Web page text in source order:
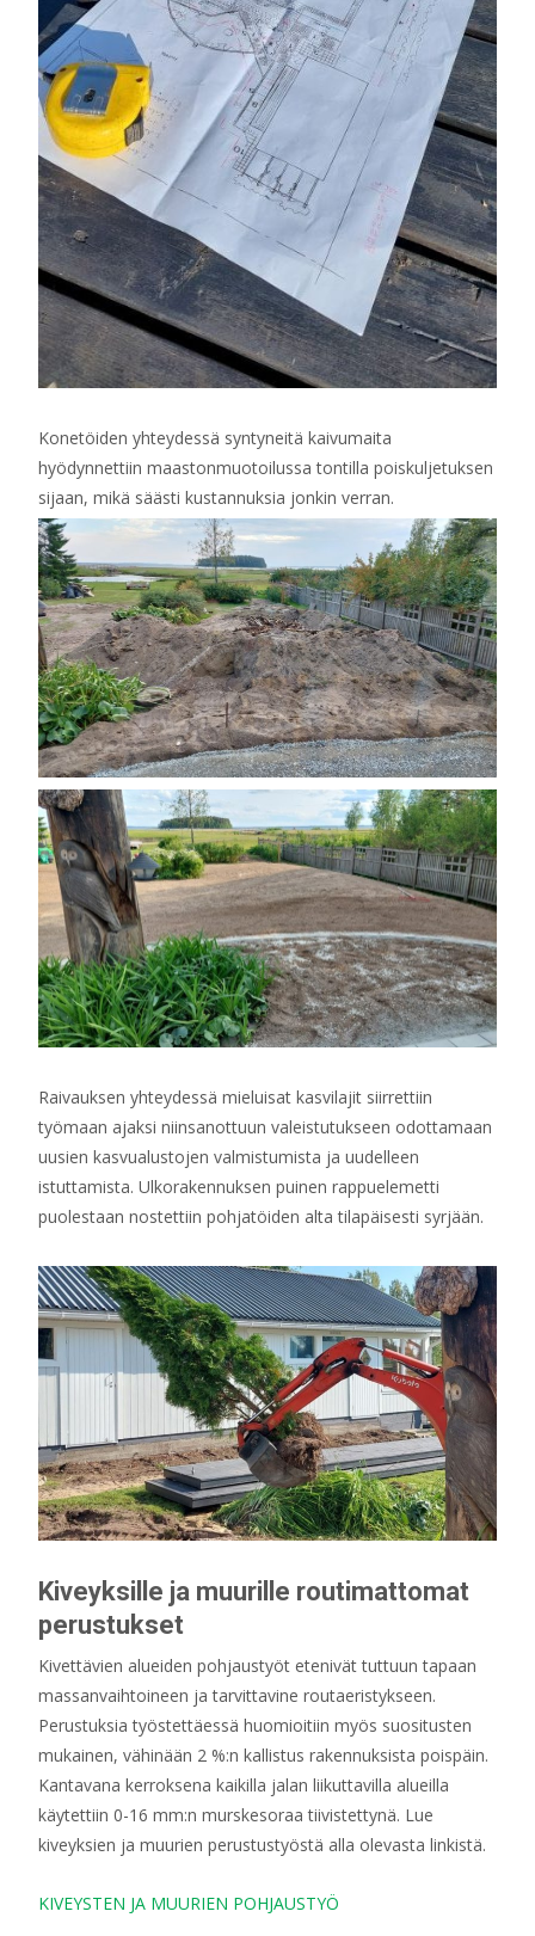
Konetöiden yhteydessä syntyneitä kaivumaita
hyödynnettiin maastonmuotoilussa tontilla poiskuljetuksen
sijaan, mikä säästi kustannuksia jonkin verran.
Raivauksen yhteydessä mieluisat kasvilajit siirrettiin
työmaan ajaksi niinsanottuun valeistutukseen odottamaan
uusien kasvualustojen valmistumista ja uudelleen
istuttamista. Ulkorakennuksen puinen rappuelemetti
puolestaan nostettiin pohjatöiden alta tilapäisesti syrjään.
Kiveyksille ja muurille routimattomat
perustukset
Kivettävien alueiden pohjaustyöt etenivät tuttuun tapaan
massanvaihtoineen ja tarvittavine routaeristykseen.
Perustuksia työstettäessä huomioitiin myös suositusten
mukainen, vähinään 2 %:n kallistus rakennuksista poispäin.
Kantavana kerroksena kaikilla jalan liikuttavilla alueilla
käytettiin 0-16 mm:n murskesoraa tiivistettynä. Lue
kiveyksien ja muurien perustustyöstä alla olevasta linkistä.
KIVEYSTEN JA MUURIEN POHJAUSTYÖ